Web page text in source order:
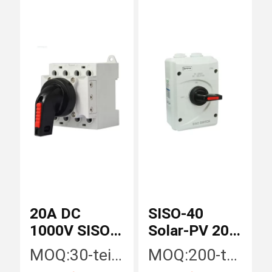
Gleichstromleistungsschalter
DC-Überspannungsableiter
DC-Sicherungs-Halter
SISO-40
Solar-PV 20A
Isolator-
Schalter DCs
MOQ:200-teilig/Stücke
20A DC
1000V SISO-
40 Solar PV
Disconnector
MOQ:30-teilig/Stücke